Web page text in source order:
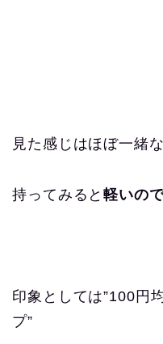
見た感じはほぼ一緒
持ってみると軽いの
印象としては”100円
プ”